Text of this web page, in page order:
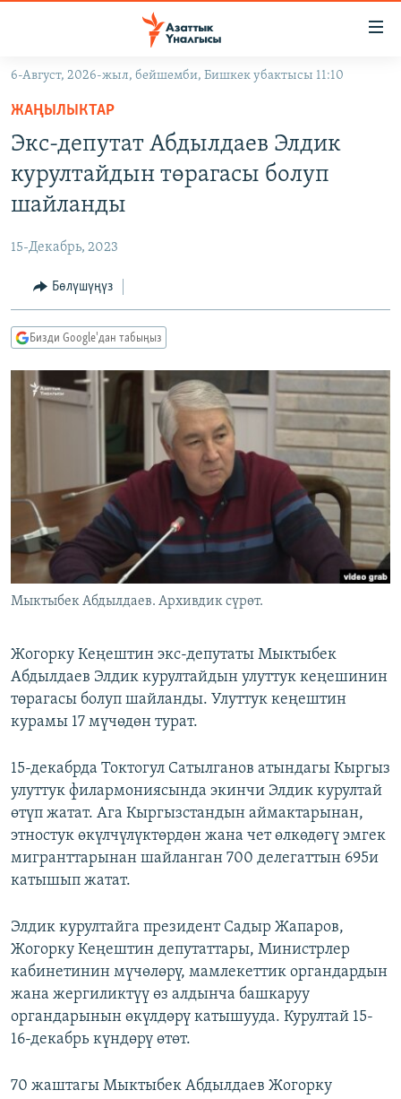
Навигацияга
өтүңүз
Издөөгө
салыңызКЫРГЫЗСТАН
САЯСАТ
МАДАНИЯТ
ДҮЙНӨ
ДҮЙНӨ
УКРАИНА
ТВ ПРОГРАММАЛАР
БҮГҮН АЗАТТЫКТА
ДАНИСТЕ
ЫҢГАЙСЫЗ СУРООЛОР
ПОДКАСТ
Русский
ЭЕ/АРнун бардык сайттары
6-Август, 2026-жыл, бейшемби, Бишкек убактысы 11:10
ЖАҢЫЛЫКТАР
Экс-депутат Абдылдаев Элдик
курултайдын төрагасы болуп
шайланды
15-Декабрь, 2023
Бөлүшүңүз
Бизди Google'дан табыңыз
Мыктыбек Абдылдаев. Архивдик сүрөт.
Жогорку Кеңештин экс-депутаты Мыктыбек
Абдылдаев Элдик курултайдын улуттук кеңешинин
төрагасы болуп шайланды. Улуттук кеңештин
курамы 17 мүчөдөн турат.
15-декабрда Токтогул Сатылганов атындагы Кыргыз
улуттук филармониясында экинчи Элдик курултай
өтүп жатат. Ага Кыргызстандын аймактарынан,
этностук өкүлчүлүктөрдөн жана чет өлкөдөгү эмгек
мигранттарынан шайланган 700 делегаттын 695и
катышып жатат.
Элдик курултайга президент Садыр Жапаров,
Жогорку Кеңештин депутаттары, Министрлер
кабинетинин мүчөлөрү, мамлекеттик органдардын
жана жергиликтүү өз алдынча башкаруу
органдарынын өкүлдөрү катышууда. Курултай 15-
16-декабрь күндөрү өтөт.
70 жаштагы Мыктыбек Абдылдаев Жогорку